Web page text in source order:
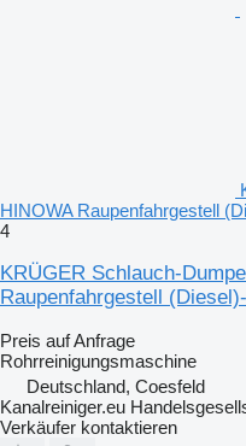
HINOWA Raupenfahrgestell
4
KRÜGER Schlauch-
Raupenfahrgestell
Preis auf Anfrage
Rohrreinigungsmaschine
Deutschland, Coesfeld
Kanalreiniger.eu
Verkäufer kontaktieren